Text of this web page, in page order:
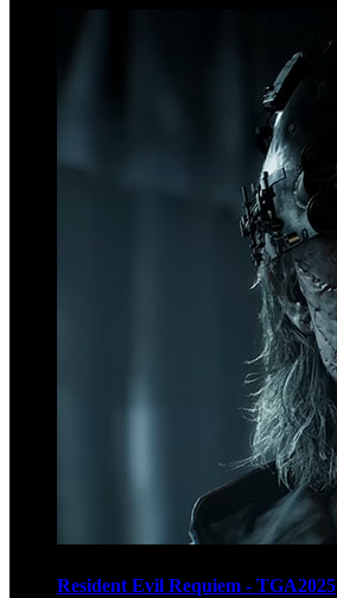
Resident Evil Requiem - TGA2025